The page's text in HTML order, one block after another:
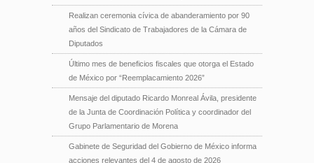
Realizan ceremonia cívica de abanderamiento por 90
años del Sindicato de Trabajadores de la Cámara de
Diputados
Último mes de beneficios fiscales que otorga el Estado
de México por “Reemplacamiento 2026”
Mensaje del diputado Ricardo Monreal Ávila, presidente
de la Junta de Coordinación Política y coordinador del
Grupo Parlamentario de Morena
Gabinete de Seguridad del Gobierno de México informa
acciones relevantes del 4 de agosto de 2026